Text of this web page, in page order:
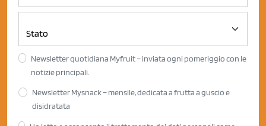
Newsletter quotidiana Myfruit – inviata ogni pomeriggio con le
notizie principali.
Newsletter Mysnack – mensile, dedicata a frutta a guscio e
disidratata